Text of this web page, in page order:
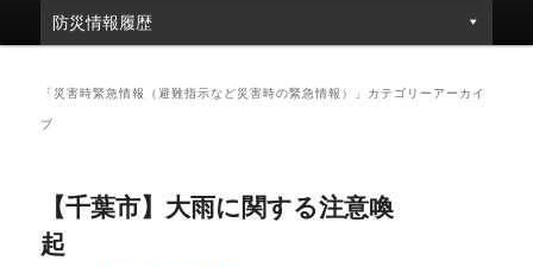
ュ
防災情報履歴
「 災害時緊急情報（避難指示など災害時の緊急情報）
」カテゴリーアーカイ
ブ
【千葉市】大雨に関する注意喚
起